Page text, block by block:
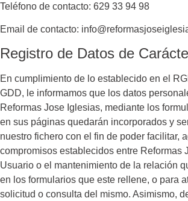
Teléfono de contacto: 629 33 94 98
Email de contacto:
Registro de Datos de
En cumplimiento de lo establecido en el
GDD, le informamos que los datos
Reformas Jose Iglesias, mediante los
en sus páginas quedarán incorporados y
nuestro fichero con el fin de poder facilitar,
compromisos establecidos entre Reformas
Usuario o el mantenimiento de la relación
en los formularios que este rellene, o para
solicitud o consulta del mismo. Asimismo,